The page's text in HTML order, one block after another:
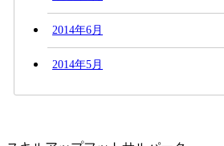
2014年6月
2014年5月